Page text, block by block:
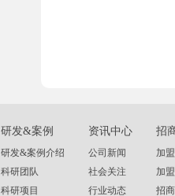
研发&案例
研发&案例介绍
科研团队
科研项目
资讯中心
公司新闻
社会关注
行业动态
招
加
加
招